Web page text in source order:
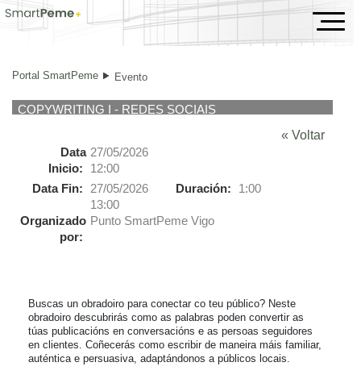
Evento
Portal SmartPeme Evento
COPYWRITING I - REDES SOCIAIS
« Voltar
Data
Inicio:
27/05/2026
12:00
Data Fin:
27/05/2026
13:00
Duración: 1:00
Organizado
por:
Punto SmartPeme Vigo
Buscas un obradoiro para conectar co teu público? Neste
obradoiro descubrirás como as palabras poden convertir as
túas publicacións en conversacións e as persoas seguidores
en clientes. Coñecerás como escribir de maneira máis familiar,
auténtica e persuasiva, adaptándonos a públicos locais.